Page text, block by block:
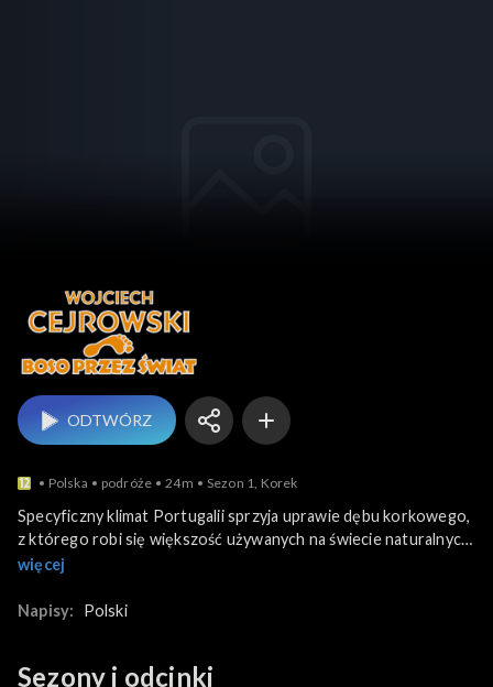
ODTWÓRZ
Polska podróże 24m Sezon 1, Korek
Specyficzny klimat Portugalii sprzyja uprawie dębu korkowego,
z którego robi się większość używanych na świecie naturalnych
korków. Wojciech Cejrowski w ciekawy i zabawny sposób
aż do... butelki z winem.
więcej
Napisy: Polski
Sezony i odcinki